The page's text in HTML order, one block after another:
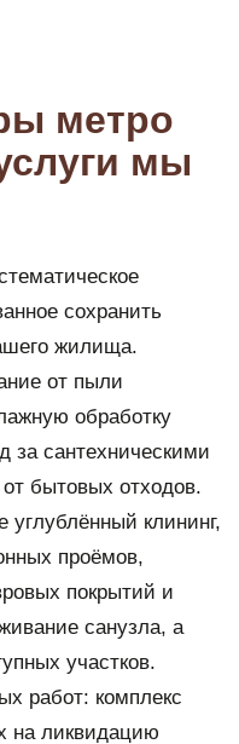
метро
мы
сохранить
жилища.
от пыли
обработку
за сантехническими
бытовых отходов.
углублённый клининг,
проёмов,
покрытий и
санузла, а
участков.
работ: комплекс
на ликвидацию